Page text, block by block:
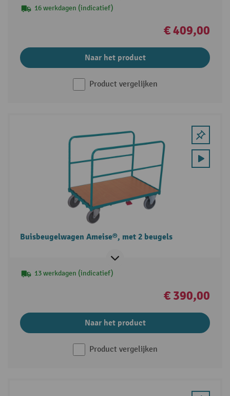
16 werkdagen (indicatief)
€ 409,00
Naar het product
Product vergelijken
Buisbeugelwagen Ameise®, met 2 beugels
13 werkdagen (indicatief)
€ 390,00
Naar het product
Product vergelijken